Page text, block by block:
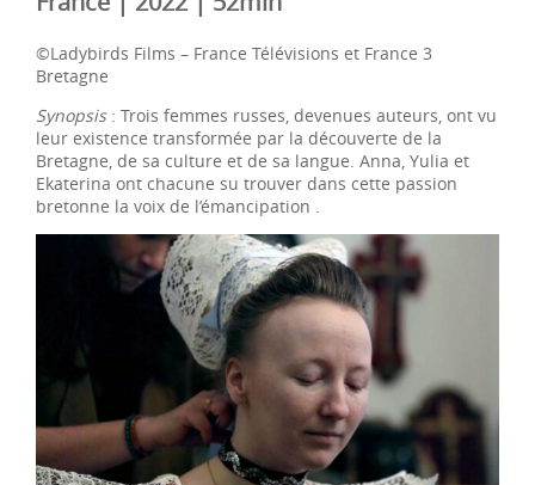
©Ladybirds Films – France Télévisions et France 3
Bretagne
Synopsis : Trois femmes russes, devenues auteurs, ont vu
leur existence transformée par la découverte de la
Bretagne, de sa culture et de sa langue. Anna, Yulia et
Ekaterina ont chacune su trouver dans cette passion
bretonne la voix de l’émancipation .